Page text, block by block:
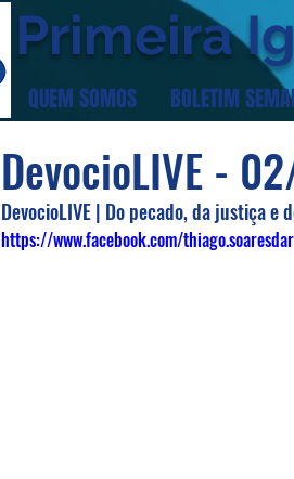
QUEM SOMOS BOLETIM
Primeira
DevocioLIVE -
DevocioLIVE | Do pecado, da justiça e
https://www.facebook.com/